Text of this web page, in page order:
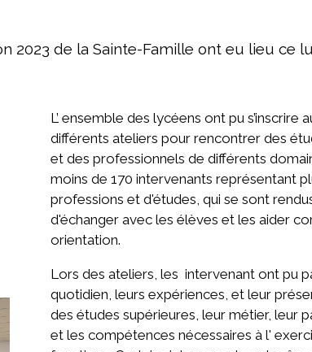
2023 de la Sainte-Famille ont eu lieu ce
L’ ensemble des lycéens ont pu s’inscrire
différents ateliers pour rencontrer des
et des professionnels de différents
moins de 170 intervenants représentant
professions et d'études, qui se sont
d'échanger avec les élèves et les aider
orientation.
Lors des ateliers, les intervenant ont pu
quotidien, leurs expériences, et leur
des études supérieures, leur métier, leur
et les compétences nécessaires à l'